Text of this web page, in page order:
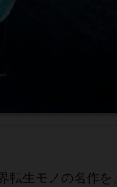
転生モノの名作